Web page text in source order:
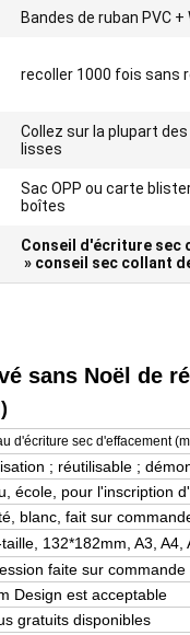
Bandes de ruban PVC +
recoller 1000 fois sans
Collez sur la plupart
lisses
Sac OPP ou carte
boîtes
Conseil d'écriture sec
» conseil sec collant
sans Noël de
d'écriture sec d'effacement
; réutilisable ;
école, pour l'inscription
blanc, fait sur
132*182mm, A3,
faite sur
Design est acceptable
gratuits disponibles